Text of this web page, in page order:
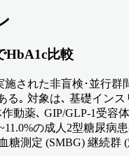
HbA1c比較
施された非盲検･並行群
る｡ 対象は､ 基礎インス
動薬､ GIP/GLP-1受容
の成人2型糖尿病
糖測定 (SMBG) 継続群